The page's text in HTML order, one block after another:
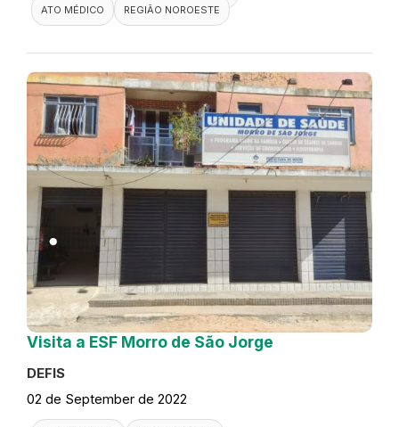
ATO MÉDICO
REGIÃO NOROESTE
Visita a ESF Morro de São Jorge
DEFIS
02 de September de 2022